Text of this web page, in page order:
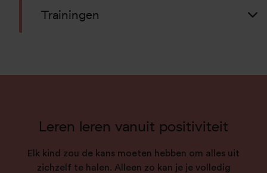
Trainingen
Leren leren vanuit positiviteit
Elk kind zou de kans moeten hebben om alles uit
zichzelf te halen. Alleen zo kan je je volledig